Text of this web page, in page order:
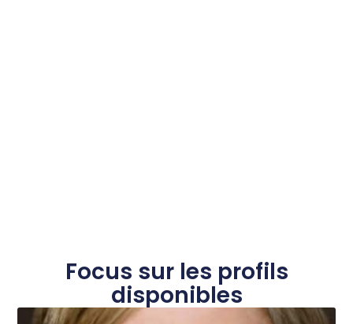
Focus sur les profils
disponibles